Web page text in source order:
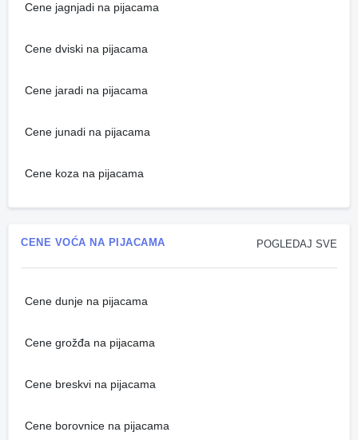
Cene jagnjadi na pijacama
Cene dviski na pijacama
Cene jaradi na pijacama
Cene junadi na pijacama
Cene koza na pijacama
POGLEDAJ SVE
CENE VOĆA NA PIJACAMA
Cene dunje na pijacama
Cene grožđa na pijacama
Cene breskvi na pijacama
Cene borovnice na pijacama